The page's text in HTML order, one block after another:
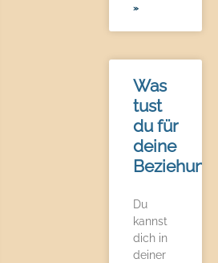
»
Was
tust
du für
deine
Du
kannst
dich in
deiner